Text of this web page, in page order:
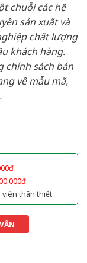
chuỗi các hệ
sản xuất và
chất lượng
khách hàng.
chính sách bán
về mẫu mã,
viên thân thiết